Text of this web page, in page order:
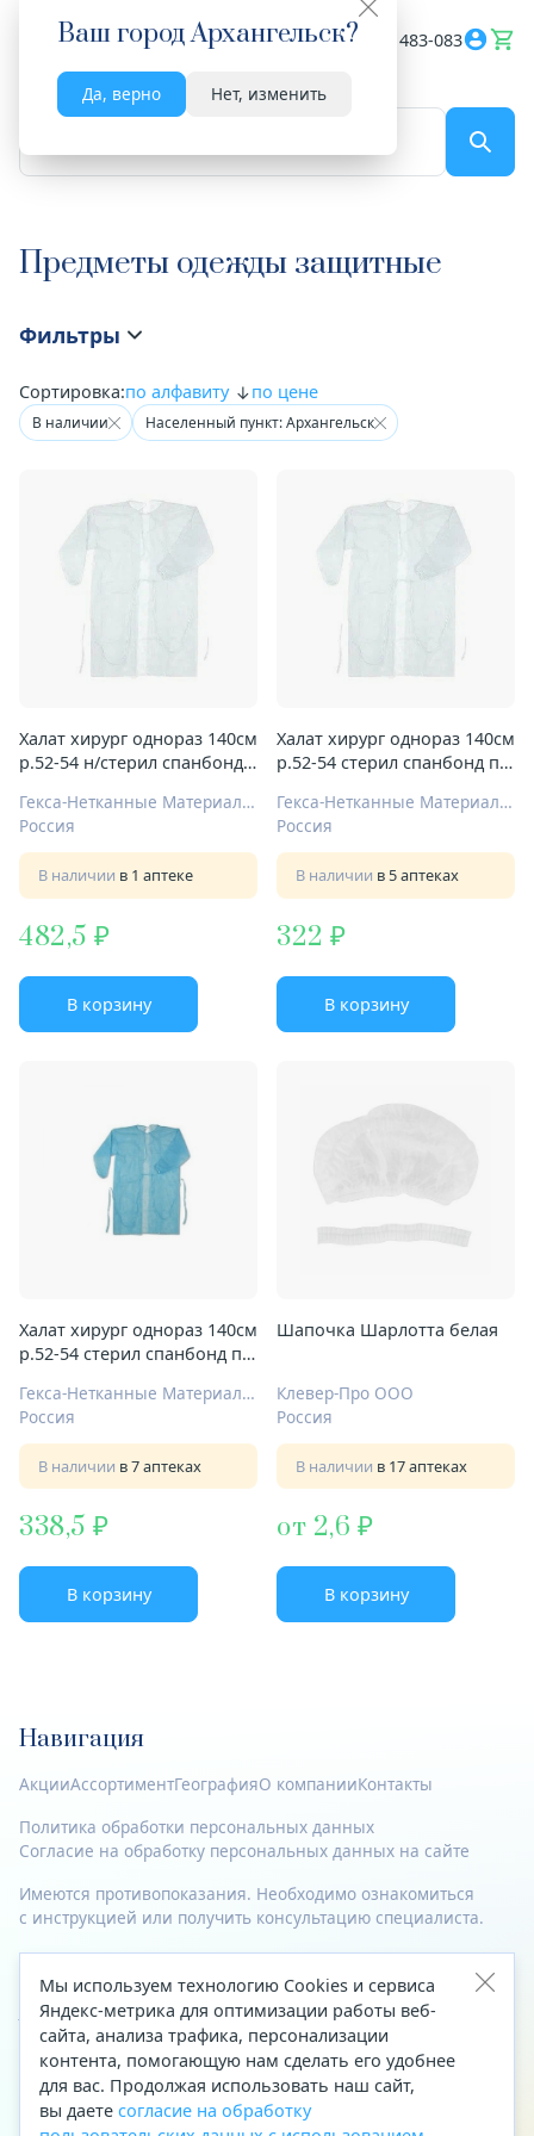
Ваш городАрхангельск?
Да, верно Нет, изменить
Весь сайт 8182 483-083
Предметы одежды защитные
Фильтры
Сортировка:по алфавиту по цене
В наличии Населенный пункт: Архангельск
Халат хирург однораз 140см
р.52-54 н/стерил спанбонд
Гекса-Нетканные Материалы ООО
Россия
В наличии в 1 аптеке
482,5
В корзину
Халат хирург однораз 140см
р.52-54 стерил спанбонд пл
Гекса-Нетканные Материалы ООО
Россия
В наличии в 5 аптеках
322
В корзину
Халат хирург однораз 140см
р.52-54 стерил спанбонд пл
Гекса-Нетканные Материалы ООО
Россия
В наличии в 7 аптеках
338,5
В корзину
Шапочка Шарлотта белая
Клевер-Про ООО
Россия
В наличии в 17 аптеках
от 2,6
В корзину
Навигация
АкцииАссортиментГеографияО компанииКонтакты
Политика обработки персональных данных
Согласие на обработку персональных данных на сайте
Имеются противопоказания. Необходимо ознакомиться
с инструкцией или получить консультацию специалиста.
© 2023—2026 Все права защищены.
Адрес
Архангельск, ул. Папанина, д. 19 (вход в здание со стороны
автоцентра «Тойота»)
Приемная Генерального директора
Мы используем технологию Cookies и сервиса
Яндекс-метрика для оптимизации работы веб-
сайта, анализа трафика, персонализации
контента, помогающую нам сделать его удобнее
для вас. Продолжая использовать наш сайт,
вы даете согласие на обработку